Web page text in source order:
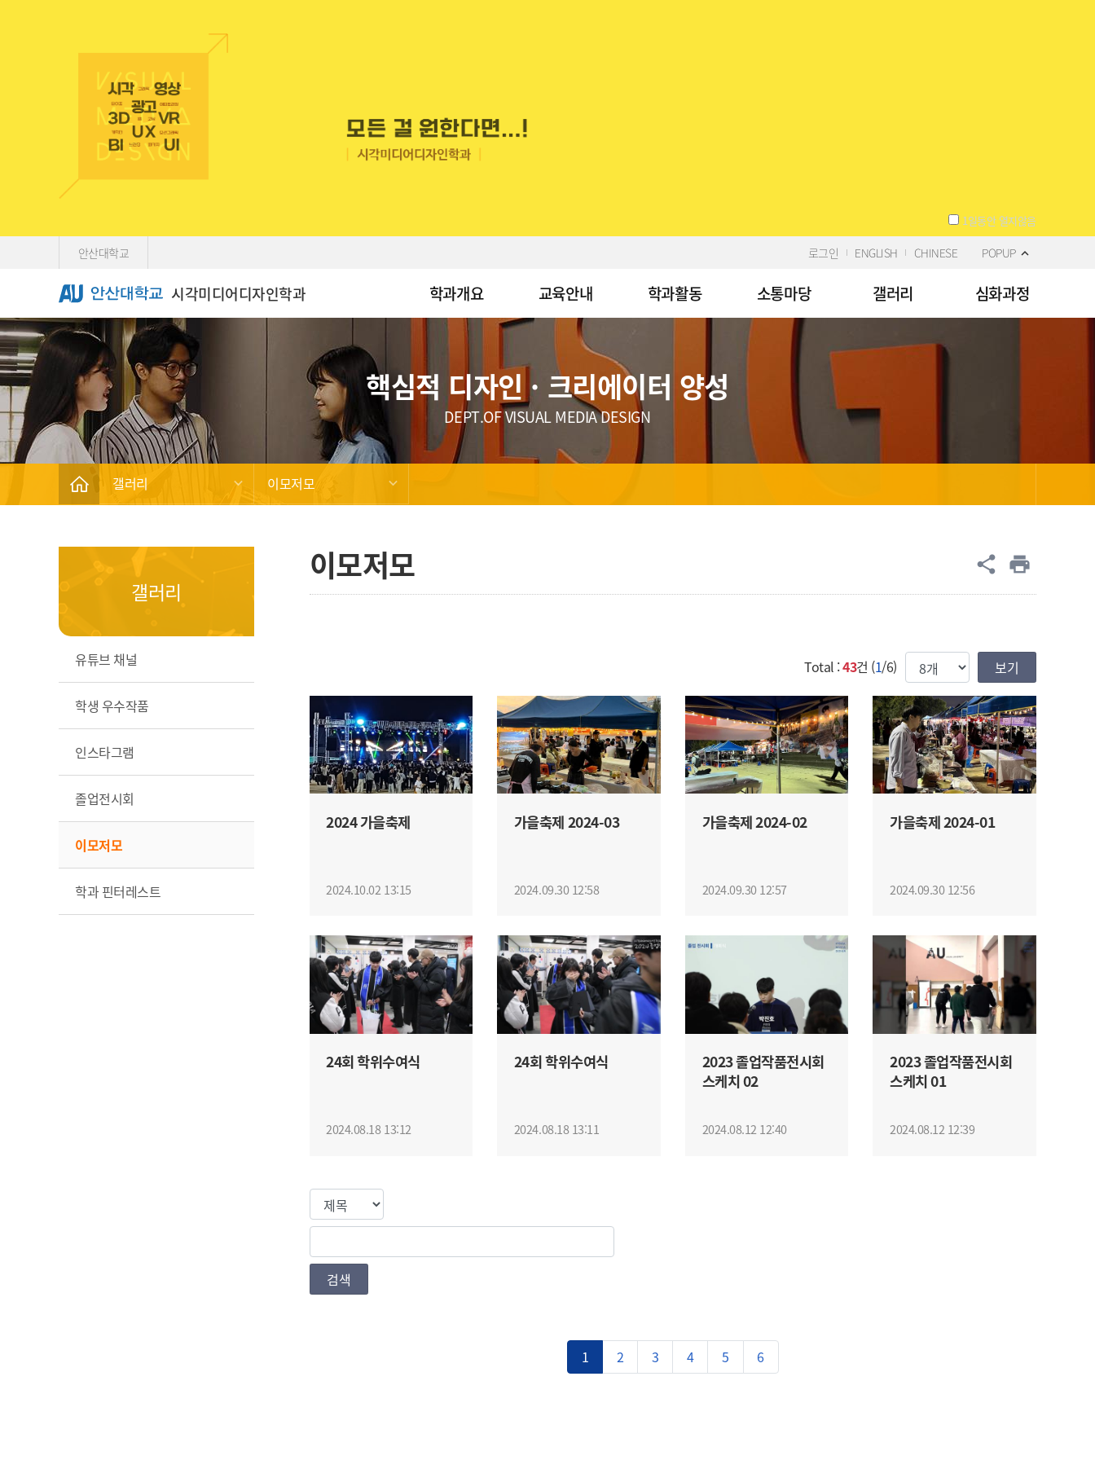
1일동안 열지않음
안산대학교 로그인 ENGLISH CHINESE POPUP
시각미디어디자인학과 학과개요 교육안내 학과활동 소통마당 갤러리 심화과정
핵심적 디자인 · 크리에이터 양성
DEPT.OF VISUAL MEDIA DESIGN
갤러리 이모저모
갤러리
유튜브 채널
학생 우수작품
인스타그램
졸업전시회
이모저모
학과 핀터레스트
이모저모 공유
share print
Total :43건 (1/6) 한번에 보여질 게시물 갯수
2024 가을축제
2024.10.02 13:15
가을축제 2024-03
2024.09.30 12:58
가을축제 2024-02
2024.09.30 12:57
가을축제 2024-01
2024.09.30 12:56
24회 학위수여식
2024.08.18 13:12
24회 학위수여식
2024.08.18 13:11
2023 졸업작품전시회
스케치 02
2024.08.12 12:40
2023 졸업작품전시회
스케치 01
2024.08.12 12:39
검색조건
검색값
검색
1 2 3 4 5 6